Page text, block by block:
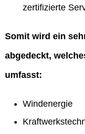
zertifizierte
Somit wird ein
abgedeckt,
umfasst:
Windenergie